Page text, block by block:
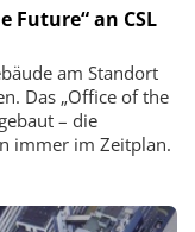
Future“ an CSL
am Standort
Das „Office of the
– die
immer im Zeitplan.